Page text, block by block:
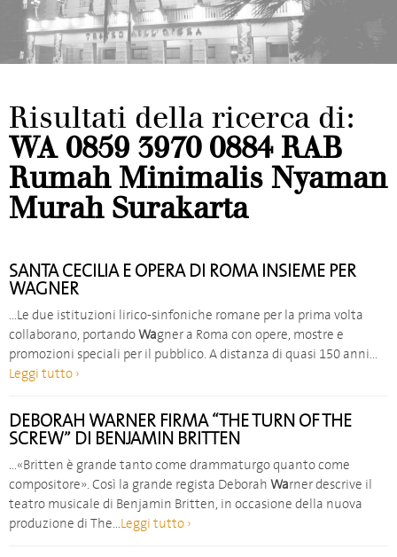
Risultati della ricerca di:
WA 0859 3970 0884 RAB
Rumah Minimalis Nyaman
Murah Surakarta
SANTA CECILIA E OPERA DI ROMA INSIEME PER
WAGNER
…Le due istituzioni lirico-sinfoniche romane per la prima volta
collaborano, portandoWagner a Roma con opere, mostre e
promozioni speciali per il pubblico. A distanza di quasi 150 anni…
Leggi tutto ›
DEBORAH WARNER FIRMA “THE TURN OF THE
SCREW” DI BENJAMIN BRITTEN
…«Britten è grande tanto come drammaturgo quanto come
compositore». Così la grande regista Deborah Warner descrive il
teatro musicale di Benjamin Britten, in occasione della nuova
produzione di The…Leggi tutto ›